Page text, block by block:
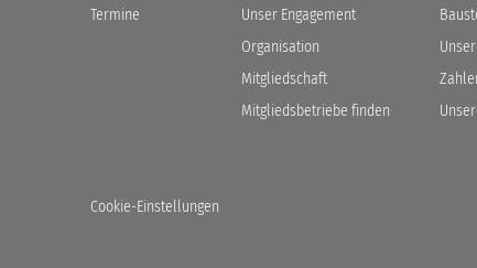
Termine
Unser Engagement
Organisation
Mitgliedschaft
Mitgliedsbetriebe finden
Cookie-Einstellungen